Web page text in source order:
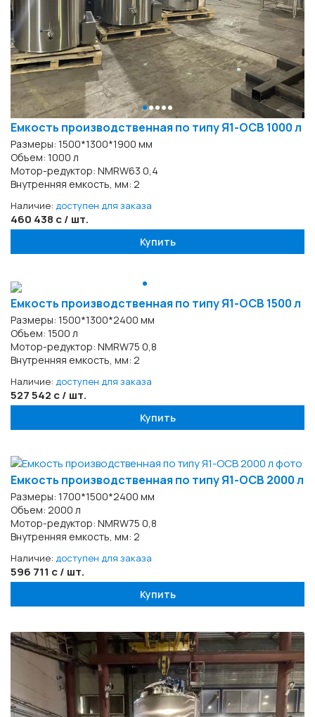
Емкость производственная по типу Я1-ОСВ 1000 л
Размеры: 1500*1300*1900 мм
Объем: 1000 л
Мотор-редуктор: NMRW63 0,4
Внутренняя емкость, мм: 2
Наличие: доступен для заказа
460 438 с / шт.
Купить
Емкость производственная по типу Я1-ОСВ 1500 л
Размеры: 1500*1300*2400 мм
Объем: 1500 л
Мотор-редуктор: NMRW75 0,8
Внутренняя емкость, мм: 2
Наличие: доступен для заказа
527 542 с / шт.
Купить
Емкость производственная по типу Я1-ОСВ 2000 л
Размеры: 1700*1500*2400 мм
Объем: 2000 л
Мотор-редуктор: NMRW75 0,8
Внутренняя емкость, мм: 2
Наличие: доступен для заказа
596 711 с / шт.
Купить